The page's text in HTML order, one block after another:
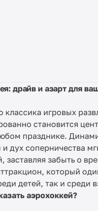
драйв и азарт для
классика игровых
становится
празднике.
дух соперничества
заставляя забыть о
который
детей, так и среди
аэрохоккей?